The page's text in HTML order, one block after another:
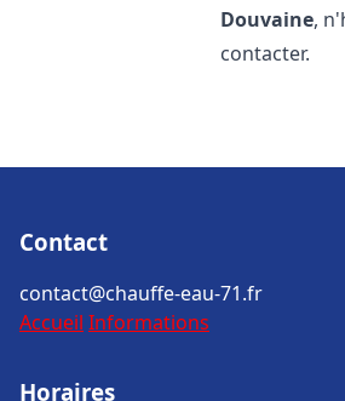
Douvaine,
contacter.
Contact
contact@chauffe-eau-71.fr
Accueil Informations
Horaires